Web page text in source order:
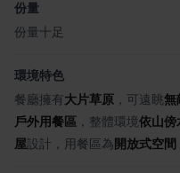
份量
份量十足
環境特色
餐廳擁有 大片草原 ，可遠眺無
戶外用餐區 ，整體環境依山傍
屋設計，用餐區為開放式空間